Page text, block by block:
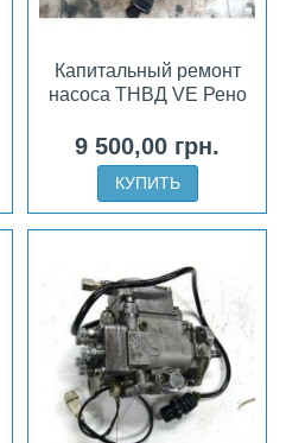
Капитальный ремонт
насоса ТНВД VE Рено
9 500,00 грн.
КУПИТЬ